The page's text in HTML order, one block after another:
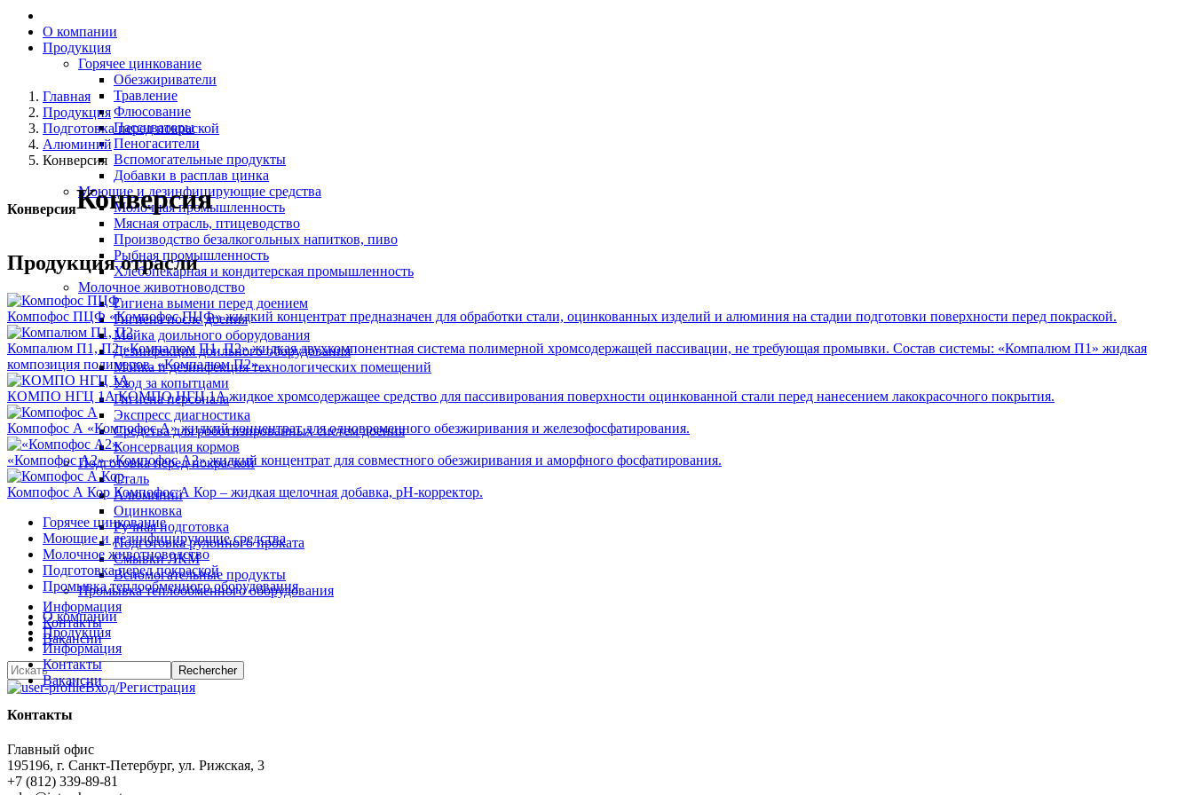
О компании
Продукция
Горячее цинкование
Обезжириватели
Травление
Флюсование
Пассиваторы
Пеногасители
Вспомогательные продукты
Добавки в расплав цинка
Моющие и дезинфицирующие средства
Молочная промышленность
Мясная отрасль, птицеводство
Производство безалкогольных напитков, пиво
Рыбная промышленность
Хлебопекарная и кондитерская промышленность
Молочное животноводство
Гигиена вымени перед доением
Гигиена после доения
Мойка доильного оборудования
Дезинфекция доильного оборудования
Мойка и дезинфекция технологических помещений
Уход за копытцами
Гигиена персонала
Экспресс диагностика
Средства для роботизированных систем доения
Консервация кормов
Подготовка перед покраской
Сталь
Алюминий
Оцинковка
Ручная подготовка
Подготовка рулонного проката
Смывки ЛКМ
Вспомогательные продукты
Промывка теплообменного оборудования
Информация
Контакты
Вакансии
Вход/Регистрация
Главная
Продукция
Подготовка перед покраской
Алюминий
Конверсия
КонверсияКонверсия
Продукция отрасли
Компофос ПЦФ «Компофос ПЦФ» жидкий концентрат предназначен для обработки стали, оцинкованных изделий и алюминия на стадии подготовки поверхности перед покраской.
Компалюм П1, П2 «Компалюм П1, П2» жидкая двухкомпонентная система полимерной хромсодержащей пассивации, не требующая промывки. Состав системы: «Компалюм П1» жидкая
композиция полимеров. «Компалюм П2»...
КОМПО НГЦ 1A КОМПО НГЦ 1A жидкое хромсодержащее средство для пассивирования поверхности оцинкованной стали перед нанесением лакокрасочного покрытия.
Компофос А «Компофос А» жидкий концентрат для одновременного обезжиривания и железофосфатирования.
«Компофос А2» «Компофос А2» жидкий концентрат для совместного обезжиривания и аморфного фосфатирования.
Компофос А Кор Компофос А Кор – жидкая щелочная добавка, рН-корректор.
Горячее цинкование
Моющие и дезинфицирующие средства
Молочное животноводство
Подготовка перед покраской
Промывка теплообменного оборудования
О компании
Продукция
Информация
Контакты
Вакансии
Контакты
Главный офис
195196, г. Санкт-Петербург, ул. Рижская, 3
+7 (812) 339-89-81